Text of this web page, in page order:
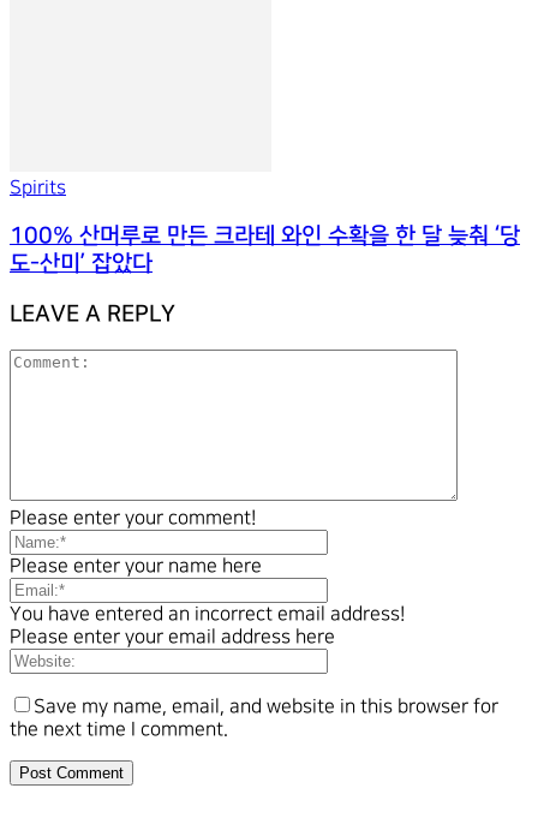
Spirits
100% 산머루로 만든 크라테 와인 수확을 한 달 늦춰 ‘당
도-산미’ 잡았다
LEAVE A REPLY
Please enter your comment!
Please enter your name here
You have entered an incorrect email address!
Please enter your email address here
Save my name, email, and website in this browser for
the next time I comment.